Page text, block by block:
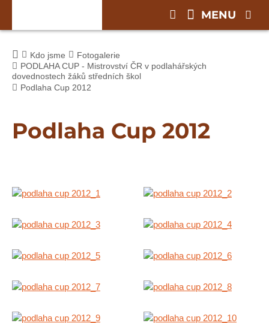
Kdo jsme
Fotogalerie
PODLAHA CUP - Mistrovství ČR v podlahářských
dovednostech žáků středních škol
Podlaha Cup 2012
Podlaha Cup 2012
MENU